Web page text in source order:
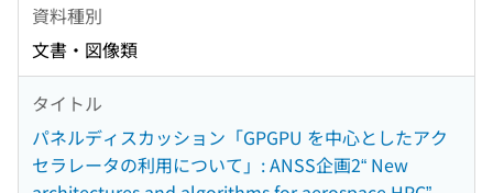
資料種別
文書・図像類
タイトル
パネルディスカッション「GPGPU を中心としたアク
セラレータの利用について」: ANSS企画2“ New